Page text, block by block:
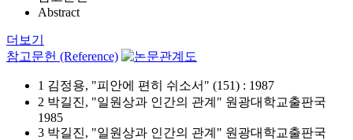
Abstract
더보기
참고문헌 (Reference)
1 김정용, "피안에 편히 쉬소서" (151) : 1987
2 박길진, "일원상과 인간의 관계" 원광대학교출판국
1985
3 박길진, "일원상과 인간의 관계" 원광대학교출판국